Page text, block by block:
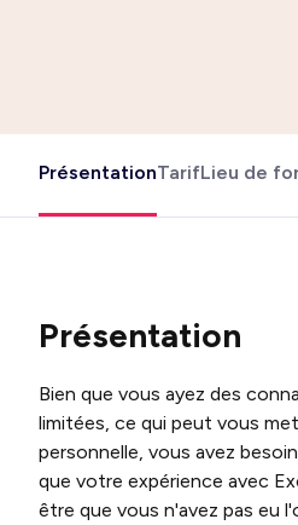
PrésentationTarifLieu de
Présentation
Bien que vous ayez des
limitées, ce qui peut vous
personnelle, vous avez
que votre expérience avec
être que vous n'avez pas eu